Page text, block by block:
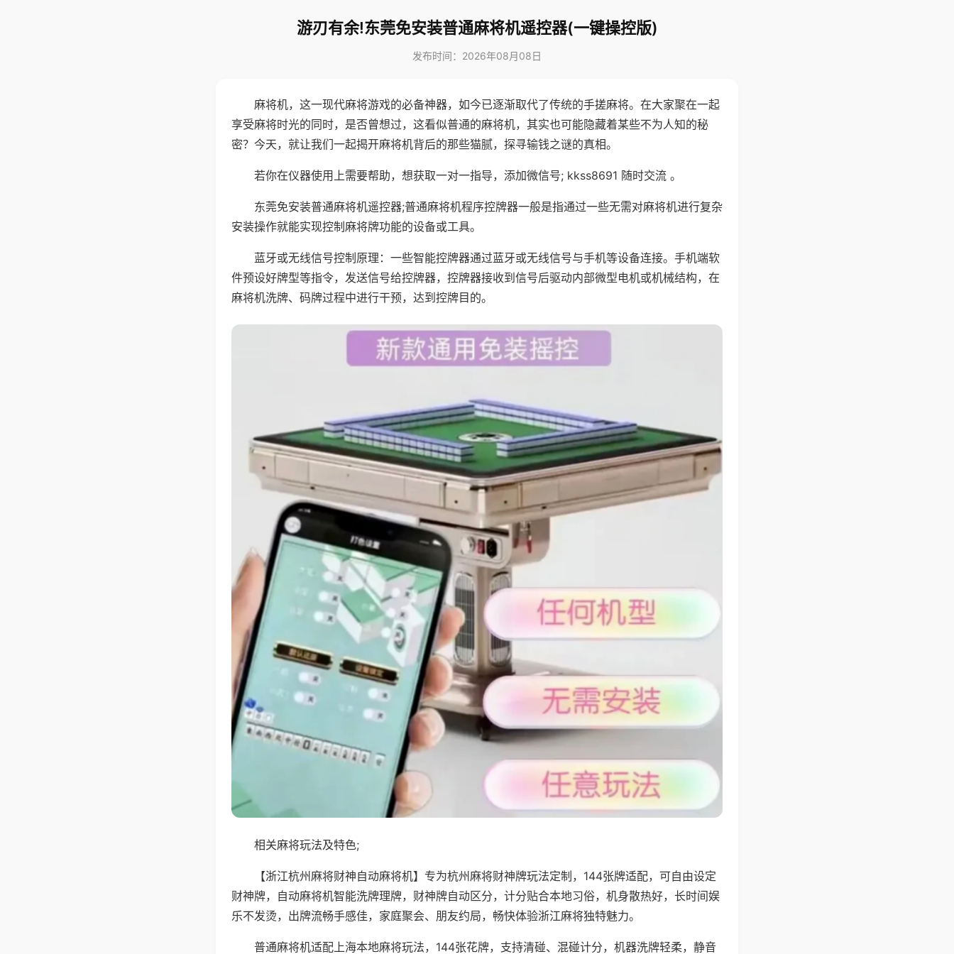
游刃有余!东莞免安装普通麻将机遥控器(一键操控版)
发布时间：2026年08月08日
麻将机，这一现代麻将游戏的必备神器，如今已逐渐取代了传统的手搓麻将。在大家聚在一起
享受麻将时光的同时，是否曾想过，这看似普通的麻将机，其实也可能隐藏着某些不为人知的秘
密？今天，就让我们一起揭开麻将机背后的那些猫腻，探寻输钱之谜的真相。
若你在仪器使用上需要帮助，想获取一对一指导，添加微信号; kkss8691 随时交流 。
东莞免安装普通麻将机遥控器;普通麻将机程序控牌器一般是指通过一些无需对麻将机进行复杂
安装操作就能实现控制麻将牌功能的设备或工具。
蓝牙或无线信号控制原理：一些智能控牌器通过蓝牙或无线信号与手机等设备连接。手机端软
件预设好牌型等指令，发送信号给控牌器，控牌器接收到信号后驱动内部微型电机或机械结构，在
麻将机洗牌、码牌过程中进行干预，达到控牌目的。
相关麻将玩法及特色;
【浙江杭州麻将财神自动麻将机】专为杭州麻将财神牌玩法定制，144张牌适配，可自由设定
财神牌，自动麻将机智能洗牌理牌，财神牌自动区分，计分贴合本地习俗，机身散热好，长时间娱
乐不发烫，出牌流畅手感佳，家庭聚会、朋友约局，畅快体验浙江麻将独特魅力。
普通麻将机适配上海本地麻将玩法，144张花牌，支持清碰、混碰计分，机器洗牌轻柔，静音